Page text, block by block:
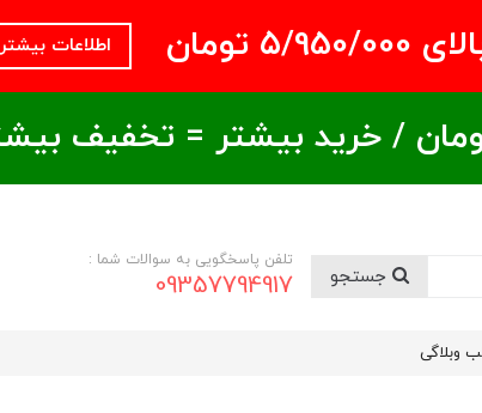
اطلاعات بیشتر
تلفن پاسخگویی به سوالات شما :
09357794917
وبلاگی